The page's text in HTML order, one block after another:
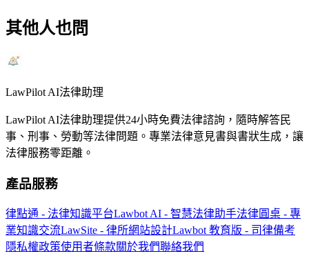
其他人也問
LawPilot AI法律助理
LawPilot AI法律助理提供24小時免費法律諮詢，隨時解答民
事、刑事、勞動等法律問題。專業法律意見書與書狀生成，讓
法律服務零距離。
產品服務
律點通 - 法律知識平台Lawbot AI - 智慧法律助手法律圓桌 - 專
業知識交流LawSite - 律所網站設計Lawbot 教育版 - 司律備考
隱私權政策使用者條款關於我們聯絡我們